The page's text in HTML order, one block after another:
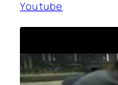
Youtube